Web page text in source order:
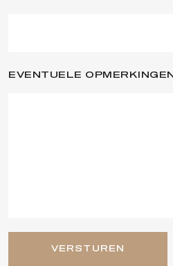
EVENTUELE OPMERKINGEN
VERSTUREN